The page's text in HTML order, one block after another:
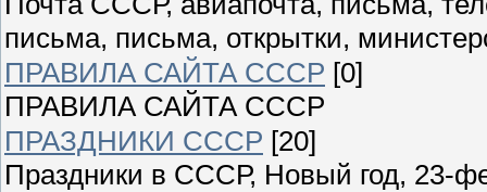
письма, письма, открытки,
ПРАВИЛА САЙТА СССР [0]
ПРАВИЛА САЙТА СССР
ПРАЗДНИКИ СССР [20]
Праздники в СССР, Новый год, 23-